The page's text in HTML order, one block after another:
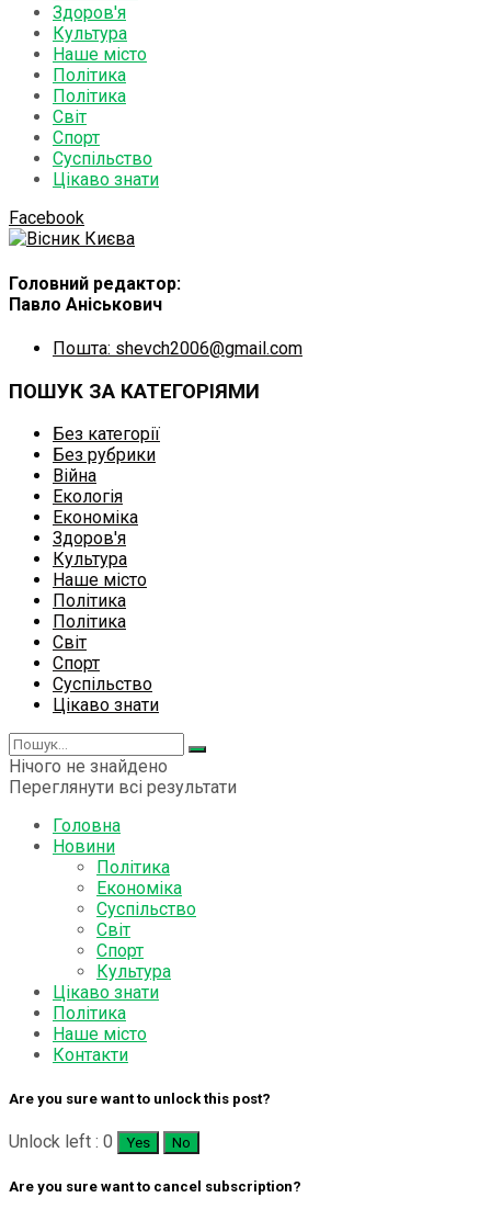
Здоров'я
Культура
Наше місто
Політика
Політика
Світ
Спорт
Суспільство
Цікаво знати
Facebook
Головний редактор:
Павло Аніськович
Пошта: shevch2006@gmail.com
ПОШУК ЗА КАТЕГОРІЯМИ
Без категорії
Без рубрики
Війна
Екологія
Економіка
Здоров'я
Культура
Наше місто
Політика
Політика
Світ
Спорт
Суспільство
Цікаво знати
Нічого не знайдено
Переглянути всі результати
Головна
Новини
Політика
Економіка
Суспільство
Світ
Спорт
Культура
Цікаво знати
Політика
Наше місто
Контакти
Are you sure want to unlock this post?
Unlock left : 0 Yes No
Are you sure want to cancel subscription?